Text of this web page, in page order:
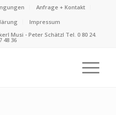
Anfrage + Kontakt
Impressum
Musi - Peter Schätzl Tel. 0 80 24.
48 36